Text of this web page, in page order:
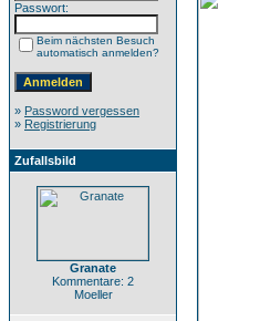
Passwort:
Beim nächsten Besuch
automatisch anmelden?
» Password vergessen
» Registrierung
Zufallsbild
Granate
Kommentare: 2
Moeller